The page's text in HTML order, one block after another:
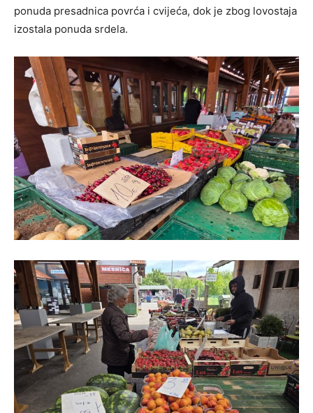
ponuda presadnica povrća i cvijeća, dok je zbog lovostaja
izostala ponuda srdela.